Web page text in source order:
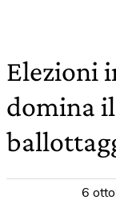
Elezioni
domina
6